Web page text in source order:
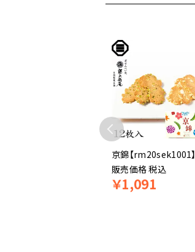
京錦【rm20sek1001】
販売価格税込
￥1,091